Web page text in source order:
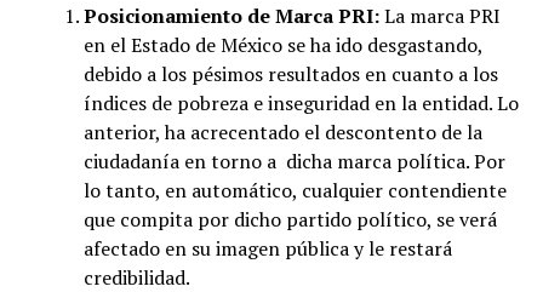
Posicionamiento de Marca PRI:La marca PRI
en el Estado de México se ha ido desgastando,
debido a los pésimos resultados en cuanto a los
índices de pobreza e inseguridad en la entidad. Lo
anterior, ha acrecentado el descontento de la
ciudadanía en torno a dicha marca política. Por
lo tanto, en automático, cualquier contendiente
que compita por dicho partido político, se verá
afectado en su imagen pública y le restará
credibilidad.